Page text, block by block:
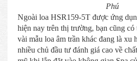
Phú
Ngoài loa HSR159-5T được ứng
hiện nay trên thị trường, bạn cũng có
vài mẫu loa âm trần khác đang là xu
nhiều chủ đầu tư đánh giá cao về